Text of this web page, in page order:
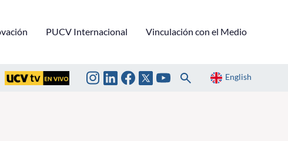
PUCV Internacional Vinculación con el Medio
English